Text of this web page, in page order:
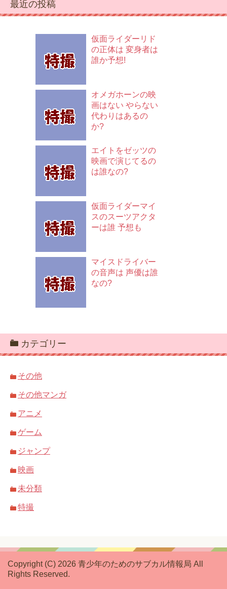
最近の投稿
仮面ライダーリド
の正体は 変身者は
誰か予想!
オメガホーンの映
画はない やらない
代わりはあるの
か?
エイトをゼッツの
映画で演じてるの
は誰なの?
仮面ライダーマイ
スのスーツアクタ
ーは誰 予想も
マイスドライバー
の音声は 声優は誰
なの?
カテゴリー
その他
その他マンガ
アニメ
ゲーム
ジャンプ
映画
未分類
特撮
Copyright (C) 2026 青少年のためのサブカル情報局 All
Rights Reserved.